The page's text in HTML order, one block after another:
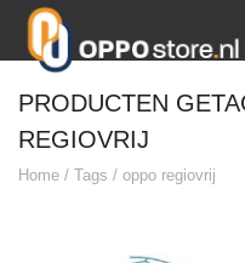
PRODUCTEN
REGIOVRIJ
Home / Tags / oppo regiovrij